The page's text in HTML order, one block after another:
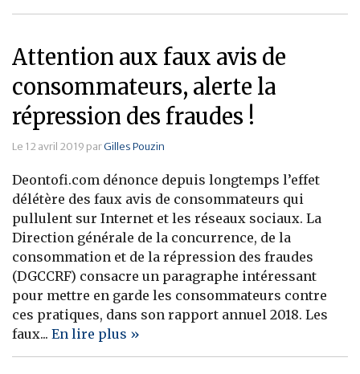
Attention aux faux avis de
consommateurs, alerte la
répression des fraudes !
Le 12 avril 2019 parGilles Pouzin
Deontofi.com dénonce depuis longtemps l’effet
délétère des faux avis de consommateurs qui
pullulent sur Internet et les réseaux sociaux. La
Direction générale de la concurrence, de la
consommation et de la répression des fraudes
(DGCCRF) consacre un paragraphe intéressant
pour mettre en garde les consommateurs contre
ces pratiques, dans son rapport annuel 2018. Les
faux... En lire plus »